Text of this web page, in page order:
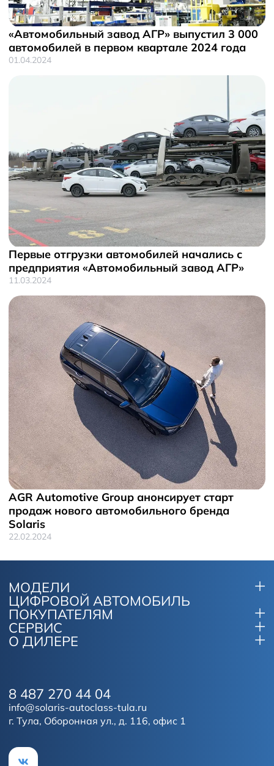
«Автомобильный завод АГР» выпустил 3 000
автомобилей в первом квартале 2024 года
01.04.2024
Первые отгрузки автомобилей начались с
предприятия «Автомобильный завод АГР»
11.03.2024
AGR Automotive Group анонсирует старт
продаж нового автомобильного бренда
Solaris
22.02.2024
МОДЕЛИ
ЦИФРОВОЙ АВТОМОБИЛЬ
ПОКУПАТЕЛЯМ
СЕРВИС
О ДИЛЕРЕ
г. Тула, Оборонная ул., д. 116, офис 1
8 487 270 44 04
info@solaris-autoclass-tula.ru